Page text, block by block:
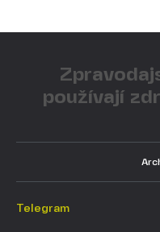
používají
Telegram